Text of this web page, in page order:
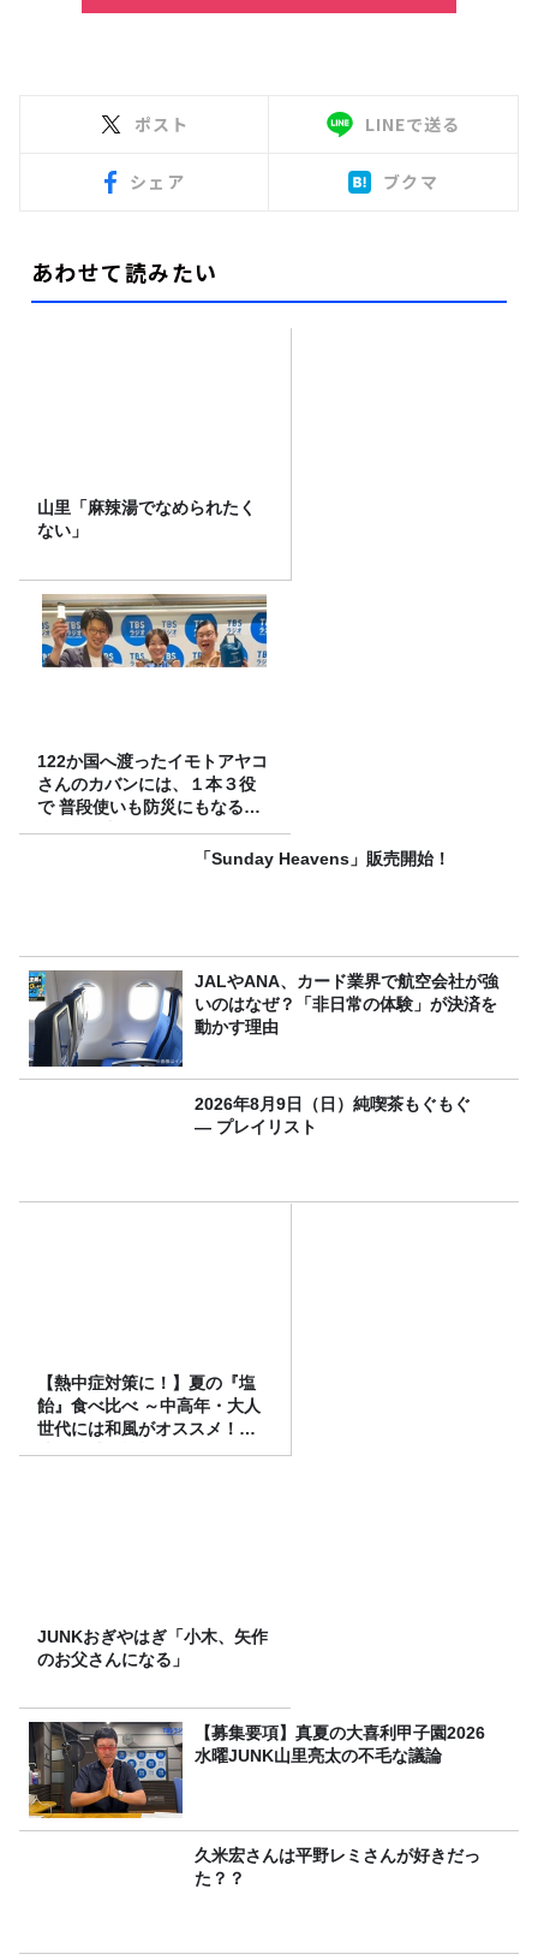
ポスト LINEで送る
シェア ブクマ
あわせて読みたい
山里「麻辣湯でなめられたく
ない」
122か国へ渡ったイモトアヤコ
さんのカバンには、１本３役
で 普段使いも防災にもなる最
強の棒が入っていた！
「Sunday Heavens」販売開始！
JALやANA、カード業界で航空会社が強
いのはなぜ？「非日常の体験」が決済を
動かす理由
2026年8月9日（日）純喫茶もぐもぐ
― プレイリスト
【熱中症対策に！】夏の『塩
飴』食べ比べ ～中高年・大人
世代には和風がオススメ！
味・食感・機能性いろいろ！
JUNKおぎやはぎ「小木、矢作
のお父さんになる」
【募集要項】真夏の大喜利甲子園2026
水曜JUNK山里亮太の不毛な議論
久米宏さんは平野レミさんが好きだっ
た？？